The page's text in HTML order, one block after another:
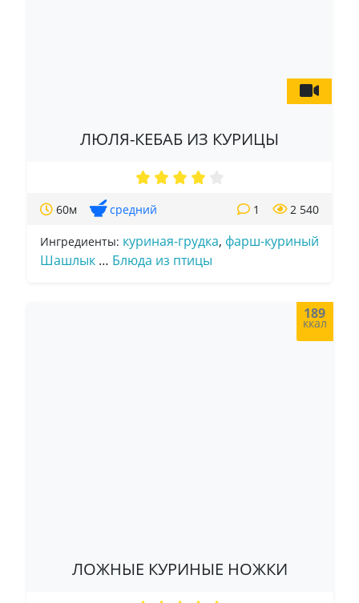
ЛЮЛЯ-КЕБАБ ИЗ КУРИЦЫ
60м средний 2 540
1
Ингредиенты: куриная-грудка, фарш-куриный
Шашлык … Блюда из птицы
189
ккал
ЛОЖНЫЕ КУРИНЫЕ НОЖКИ